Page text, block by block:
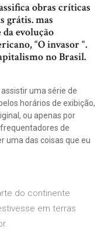
obras críticas
grátis. mas
evolução
“O invasor “.
no Brasil.
uma série de
horários de exibição,
ou apenas por
de
uma das coisas que eu
do continente
em terras